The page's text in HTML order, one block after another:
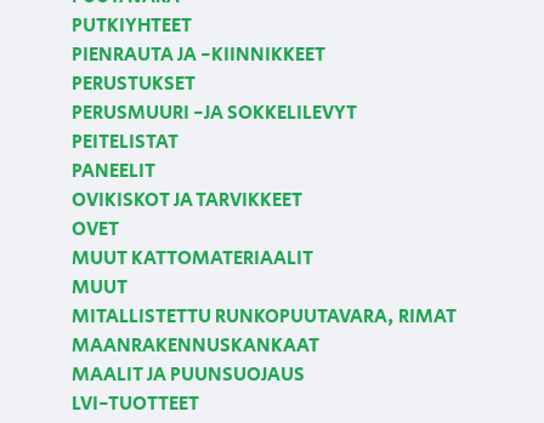
PUTKIYHTEET
PIENRAUTA JA -KIINNIKKEET
PERUSTUKSET
PERUSMUURI -JA SOKKELILEVYT
PEITELISTAT
PANEELIT
OVIKISKOT JA TARVIKKEET
OVET
MUUT KATTOMATERIAALIT
MUUT
MITALLISTETTU RUNKOPUUTAVARA, RIMAT
MAANRAKENNUSKANKAAT
MAALIT JA PUUNSUOJAUS
LVI-TUOTTEET